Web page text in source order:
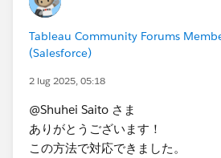
す。
ご参考になれば幸いです。
Tableau Community Forums
(Salesforce)
2 lug 2025, 05:18
@Shuhei Saito さま
ありがとうございます！
この方法で対応できました。